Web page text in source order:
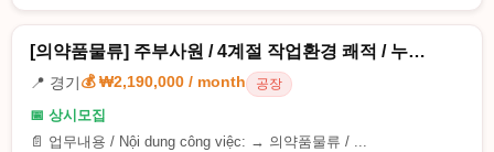
[의약품물류] 주부사원 / 4계절 작업환경 쾌적 / 누…
📍 경기💰 ₩2,190,000 / month 공장
📅 상시모집
📄 업무내용 / Nội dung công việc: → 의약품물류 / ...